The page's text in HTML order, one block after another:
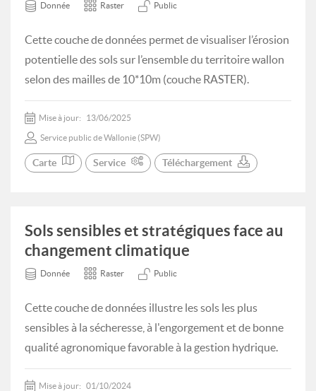
Donnée Raster Public
Cette couche de données permet de visualiser l’érosion
potentielle des sols sur l’ensemble du territoire wallon
selon des mailles de 10*10m (couche RASTER).
Mise à jour: 13/06/2025
Service public de Wallonie (SPW)
Carte Service Téléchargement
Sols sensibles et stratégiques face au
changement climatique
Donnée Raster Public
Cette couche de données illustre les sols les plus
sensibles à la sécheresse, à l'engorgement et de bonne
qualité agronomique favorable à la gestion hydrique.
Mise à jour: 01/10/2024